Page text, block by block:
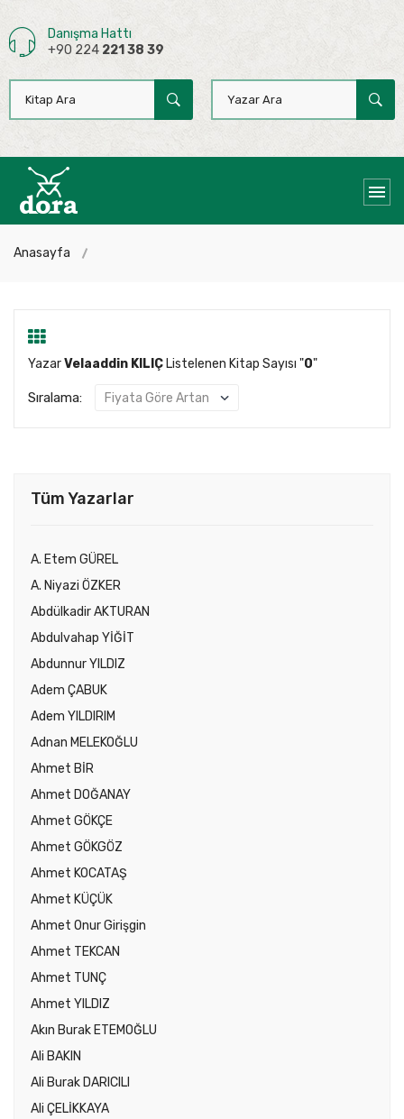
Danışma Hattı
+90 224 221 38 39
Anasayfa
YazarVelaaddin KILIÇ Listelenen Kitap Sayısı "0"
Sıralama:
Tüm Yazarlar
A. Etem GÜREL
A. Niyazi ÖZKER
Abdülkadir AKTURAN
Abdulvahap YİĞİT
Abdunnur YILDIZ
Adem ÇABUK
Adem YILDIRIM
Adnan MELEKOĞLU
Ahmet BİR
Ahmet DOĞANAY
Ahmet GÖKÇE
Ahmet GÖKGÖZ
Ahmet KOCATAŞ
Ahmet KÜÇÜK
Ahmet Onur Girişgin
Ahmet TEKCAN
Ahmet TUNÇ
Ahmet YILDIZ
Akın Burak ETEMOĞLU
Ali BAKIN
Ali Burak DARICILI
Ali ÇELİKKAYA